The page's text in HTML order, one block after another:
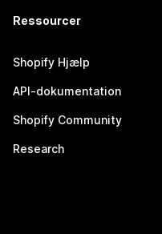
Ressourcer
Shopify Hjælp
API-dokumentation
Shopify Community
Research